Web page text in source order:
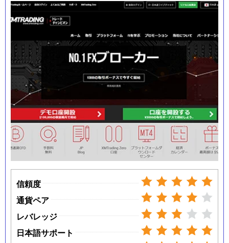
信頼度
通貨ペア
レバレッジ
日本語サポート